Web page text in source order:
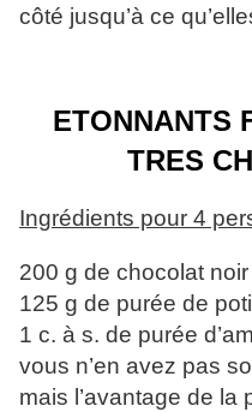
côté jusqu’à ce
ETONNANTS
TRES
Ingrédients pour 4
200 g de chocolat noir
125 g de purée de
1 c. à s. de purée
vous n’en avez pas
mais l’avantage de la